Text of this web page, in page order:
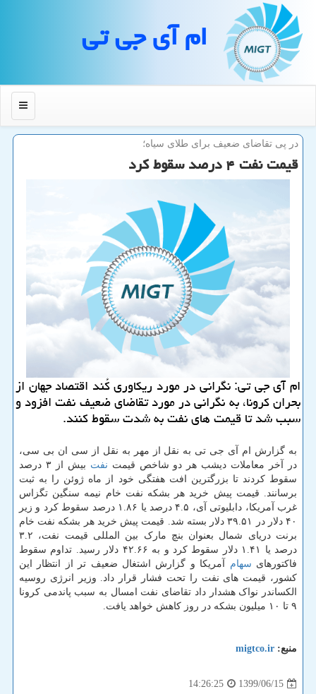
ام آی جی تی
منو
در پی تقاضای ضعیف برای طلای سیاه؛
قیمت نفت ۴ درصد سقوط كرد
ام آی جی تی: نگرانی در مورد ریكاوری كُند اقتصاد جهان از
بحران كرونا، به نگرانی در مورد تقاضای ضعیف نفت افزود و
سبب شد تا قیمت های نفت به شدت سقوط كنند.
به گزارش ام آی جی تی به نقل از مهر به نقل از سی ان بی سی،
در آخر معاملات دیشب هر دو شاخص قیمت نفت
بیش از ۳ درصد
سقوط کردند تا بزرگترین افت هفتگی خود از ماه ژوئن را به ثبت
برسانند. قیمت پیش خرید هر بشکه نفت خام نیمه سنگین تگزاس
غرب آمریکا، دابلیوتی آی، ۴.۵ درصد یا ۱.۸۶ درصد سقوط کرد و زیر
۴۰ دلار در ۳۹.۵۱ دلار بسته شد. قیمت پیش خرید هر بشکه نفت خام
برنت دریای شمال بعنوان بنچ مارک بین المللی قیمت نفت، ۳.۲
درصد یا ۱.۴۱ دلار سقوط کرد و به ۴۲.۶۶ دلار رسید. تداوم سقوط
فاکتورهای سهام آمریکا و گزارش اشتغال ضعیف تر از انتظار این
کشور، قیمت های نفت را تحت فشار قرار داد. وزیر انرژی روسیه
الکساندر نواک هشدار داد تقاضای نفت امسال به سبب پاندمی کرونا
۹ تا ۱۰ میلیون بشکه در روز کاهش خواهد یافت.
منبع: migtco.ir
1399/06/15
14:26:25